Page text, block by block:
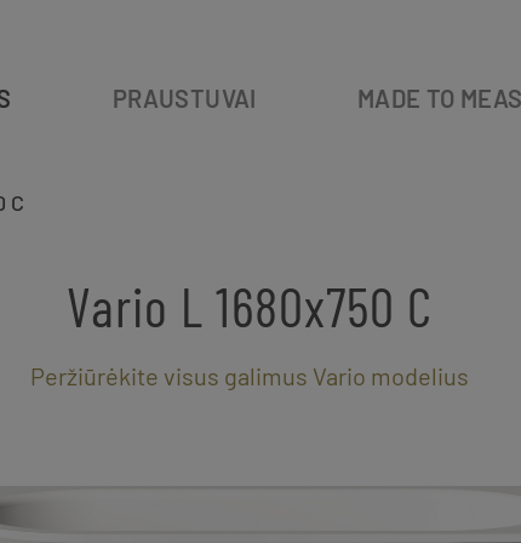
PRAUSTUVAI MADE TO
C
Vario L 1680x750 C
Peržiūrėkite visus galimus Vario modelius